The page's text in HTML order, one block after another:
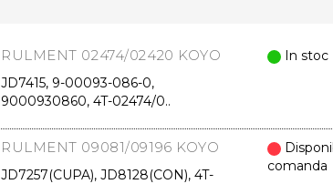
RULMENT 02474/02420 KOYO
JD7415, 9-00093-086-0,
9000930860, 4T-02474/0..
In stoc
RULMENT 09081/09196 KOYO
JD7257(CUPA), JD8128(CON), 4T-
comanda